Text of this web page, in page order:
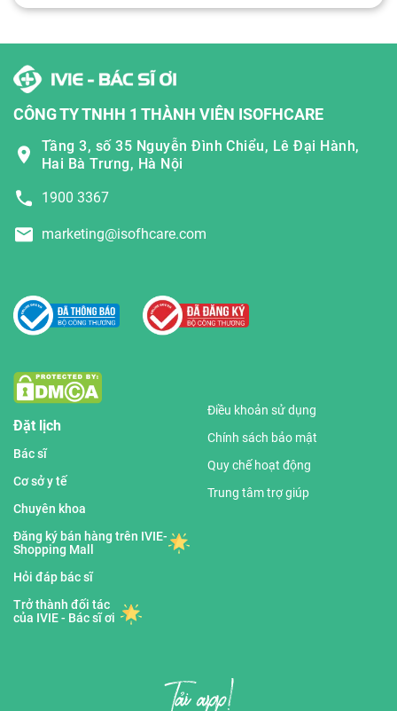
CÔNG TY TNHH 1 THÀNH VIÊN ISOFHCARE
Tầng 3, số 35 Nguyễn Đình Chiểu, Lê Đại Hành,
Hai Bà Trưng, Hà Nội
1900 3367
marketing@isofhcare.com
Đặt lịch
Bác sĩ
Cơ sở y tế
Chuyên khoa
Đăng ký bán hàng trên IVIE-
Shopping Mall
Hỏi đáp bác sĩ
Trở thành đối tác
của IVIE - Bác sĩ ơi
Điều khoản sử dụng
Chính sách bảo mật
Quy chế hoạt động
Trung tâm trợ giúp